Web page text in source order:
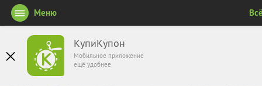
КупиКупон
Мобильное приложение
ещё удобнее
Меню